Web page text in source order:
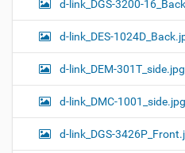
d-link_DGS-3200-
d-link_DES-
d-link_DEM-301T_side.jpg
d-link_DMC-1001_side.jpg
d-link_DGS-